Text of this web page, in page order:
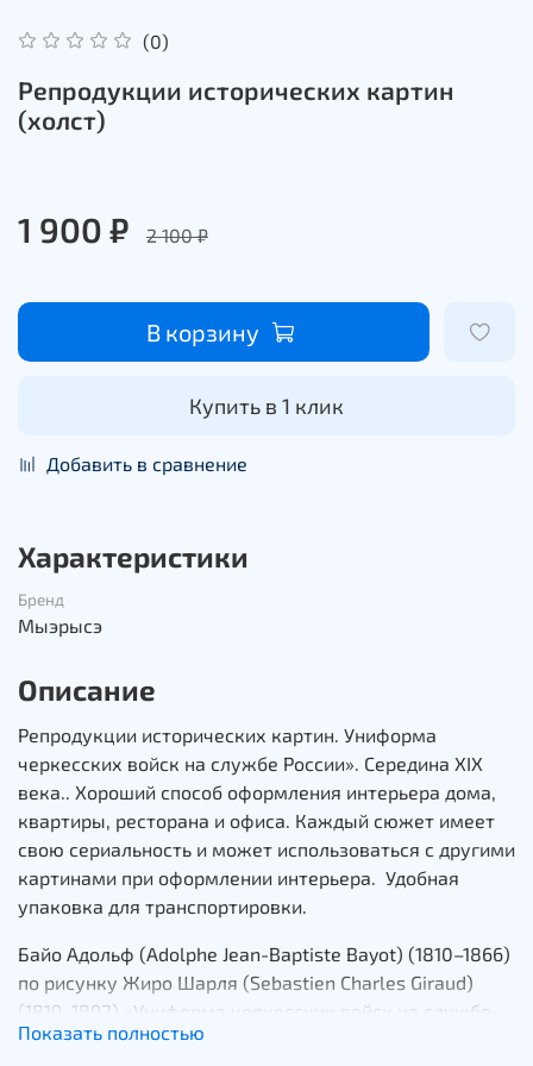
(0)
Репродукции исторических картин
(холст)
1 900 ₽ 2 100 ₽
В корзину
Купить в 1 клик
Добавить в сравнение
Характеристики
Бренд
Мыэрысэ
Описание
Репродукции исторических картин. Униформа
черкесских войск на службе России». Середина XIX
века.. Хороший способ оформления интерьера дома,
квартиры, ресторана и офиса. Каждый сюжет имеет
свою сериальность и может использоваться с другими
картинами при оформлении интерьера. Удобная
упаковка для транспортировки.
Байо Адольф (Adolphe Jean-Baptiste Bayot) (1810–1866)
по рисунку Жиро Шарля (Sеbastien Charles Giraud)
(1819–1892) «Униформа черкесских войск на службе
России». Середина XIX века.
Показать полностью